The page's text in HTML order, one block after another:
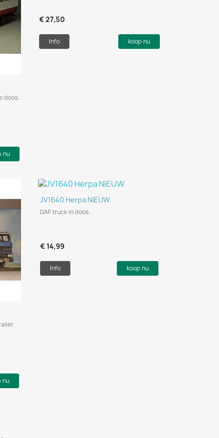
doos.
nu
€ 27,50
Info koop nu
nu
Snel bekijken
JV1640 Herpa NIEUW
DAF truck in doos.
€ 14,99
Info koop nu